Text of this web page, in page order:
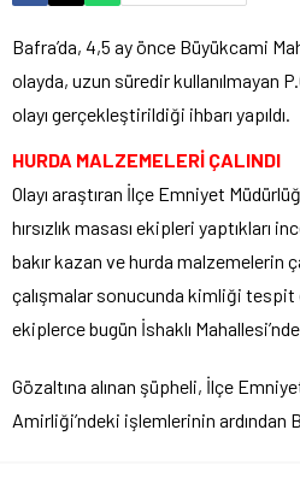
Bafra’da, 4,5 ay önce Büyükcami
olayda, uzun süredir kullanılmayan
olayı gerçekleştirildiği ihbarı yapıldı.
HURDA MALZEMELERİ ÇALINDI
Olayı araştıran İlçe Emniyet
hırsızlık masası ekipleri yaptıkları
bakır kazan ve hurda malzemelerin
çalışmalar sonucunda kimliği tespit
ekiplerce bugün İshaklı
Gözaltına alınan şüpheli, İlçe
Amirliği’ndeki işlemlerinin ardından